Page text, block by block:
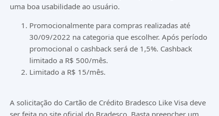
uma boa usabilidade ao usuário.
Promocionalmente para compras realizadas até
30/09/2022 na categoria que escolher. Após período
promocional o cashback será de 1,5%. Cashback
limitado a R$ 500/mês.
Limitado a R$ 15/mês.
A solicitação do Cartão de Crédito Bradesco Like Visa deve
ser feita no site oficial do Bradesco. Basta preencher um